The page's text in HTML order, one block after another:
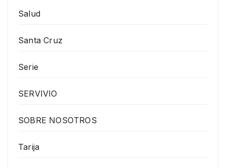
Salud
Santa Cruz
Serie
SERVIVIO
SOBRE NOSOTROS
Tarija